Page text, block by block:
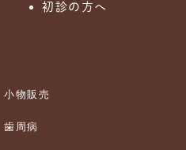
初診の方へ
小物販売
歯周病